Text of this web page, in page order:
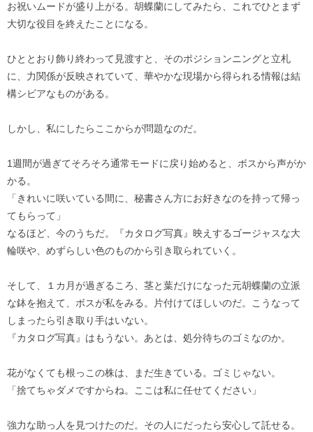
お祝いムードが盛り上がる。胡蝶蘭にしてみたら、これでひとまず
大切な役目を終えたことになる。
ひととおり飾り終わって見渡すと、そのポジションニングと立札
に、力関係が反映されていて、華やかな現場から得られる情報は結
構シビアなものがある。
しかし、私にしたらここからが問題なのだ。
1週間が過ぎてそろそろ通常モードに戻り始めると、ボスから声がか
かる。
「きれいに咲いている間に、秘書さん方にお好きなのを持って帰っ
てもらって」
なるほど、今のうちだ。『カタログ写真』映えするゴージャスな大
輪咲や、めずらしい色のものから引き取られていく。
そして、１カ月が過ぎるころ、茎と葉だけになった元胡蝶蘭の立派
な鉢を抱えて、ボスが私をみる。片付けてほしいのだ。こうなって
しまったら引き取り手はいない。
『カタログ写真』はもうない。あとは、処分待ちのゴミなのか。
花がなくても根っこの株は、まだ生きている。ゴミじゃない。
「捨てちゃダメですからね。ここは私に任せてください」
強力な助っ人を見つけたのだ。その人にだったら安心して託せる。